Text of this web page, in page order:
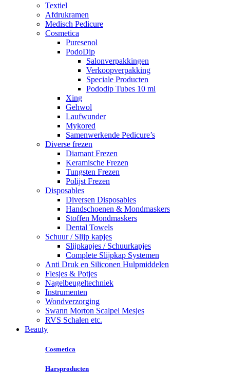
Textiel
Afdrukramen
Medisch Pedicure
Cosmetica
Puresenol
PodoDip
Salonverpakkingen
Verkoopverpakking
Speciale Producten
Pododip Tubes 10 ml
Xing
Gehwol
Laufwunder
Mykored
Samenwerkende Pedicure’s
Diverse frezen
Diamant Frezen
Keramische Frezen
Tungsten Frezen
Polijst Frezen
Disposables
Diversen Disposables
Handschoenen & Mondmaskers
Stoffen Mondmaskers
Dental Towels
Schuur / Slijp kapjes
Slijpkapjes / Schuurkapjes
Complete Slijpkap Systemen
Anti Druk en Siliconen Hulpmiddelen
Flesjes & Potjes
Nagelbeugeltechniek
Instrumenten
Wondverzorging
Swann Morton Scalpel Mesjes
RVS Schalen etc.
Beauty
Cosmetica
Harsproducten